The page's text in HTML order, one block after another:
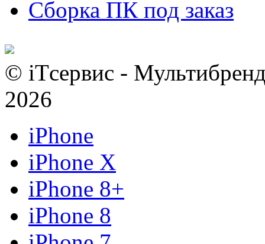
Сборка ПК под заказ
© iTсервис -
2026
iPhone
iPhone X
iPhone 8+
iPhone 8